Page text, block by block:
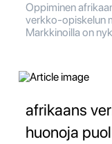
Oppiminen
verkko-opiskelun
Markkinoilla on
afrikaans
huonoja